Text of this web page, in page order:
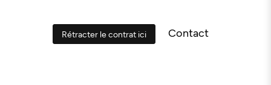
Rétracter le contrat ici Contact